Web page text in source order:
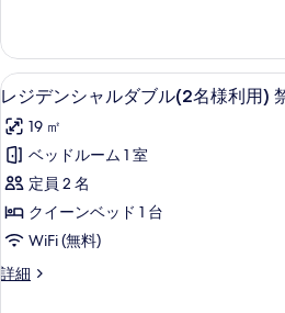
（フ
ァ
ミ
リ
ー）)
の
す
て
ァ
ミ
リ
ー）)
の
詳
細
ル
(1
名
様
利
用)
禁
煙
の
シ
ャ
ル
ブ
ル
(1
名
様
利
用)
禁
レ
ジ
デ
ン
シ
ャ
ダ
羽毛
12
レジデンシャルダブル(2名様利用)
19 ㎡
ベッドルーム 1 室
定員 2 名
クイーンベッド 1 台
WiFi (無料)
詳細
レ